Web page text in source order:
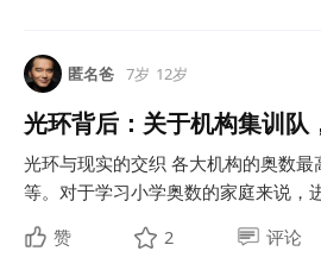
匿名爸 7岁 12岁
光环背后：关于机构集训队
光环与现实的交织 各大机构的奥数
等。对于学习小学奥数的家庭来说，
赞
2 评论